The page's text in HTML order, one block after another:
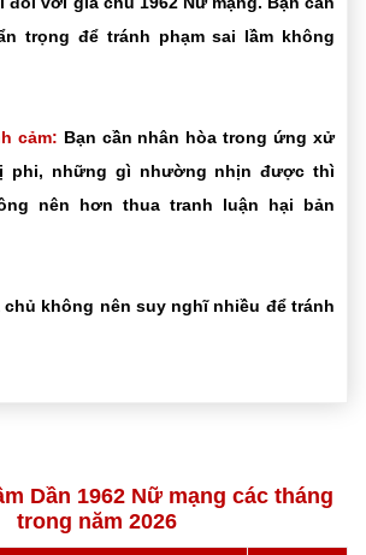
trọng để tránh phạm sai lầm không
cảm: Bạn cần nhân hòa trong ứng xử
phi, những gì nhường nhịn được thì
nên hơn thua tranh luận hại bản
chủ không nên suy nghĩ nhiều để tránh
Dần 1962 Nữ mạng các tháng
trong năm 2026